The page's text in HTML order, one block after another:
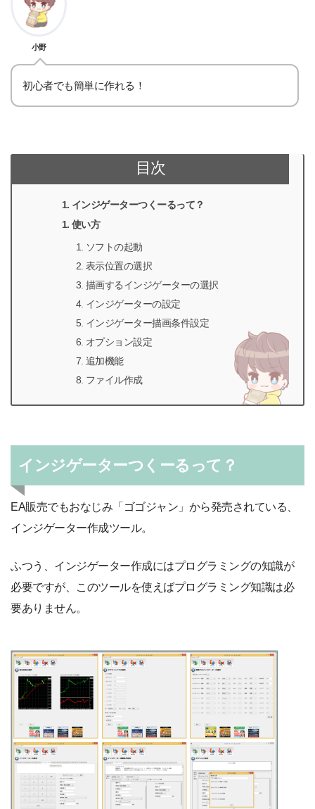
小野
初心者でも簡単に作れる！
目次
インジゲーターつくーるって？
使い方
ソフトの起動
表示位置の選択
描画するインジゲーターの選択
インジゲーターの設定
インジゲーター描画条件設定
オプション設定
追加機能
ファイル作成
インジゲーターつくーるって？
EA販売でもおなじみ「ゴゴジャン」から発売されている、
インジゲーター作成ツール。
ふつう、インジゲーター作成にはプログラミングの知識が
必要ですが、このツールを使えばプログラミング知識は必
要ありません。